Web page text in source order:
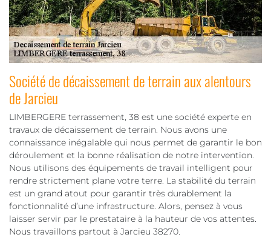
Société de décaissement de terrain aux alentours
de Jarcieu
LIMBERGERE terrassement, 38 est une société experte en
travaux de décaissement de terrain. Nous avons une
connaissance inégalable qui nous permet de garantir le bon
déroulement et la bonne réalisation de notre intervention.
Nous utilisons des équipements de travail intelligent pour
rendre strictement plane votre terre. La stabilité du terrain
est un grand atout pour garantir très durablement la
fonctionnalité d’une infrastructure. Alors, pensez à vous
laisser servir par le prestataire à la hauteur de vos attentes.
Nous travaillons partout à Jarcieu 38270.